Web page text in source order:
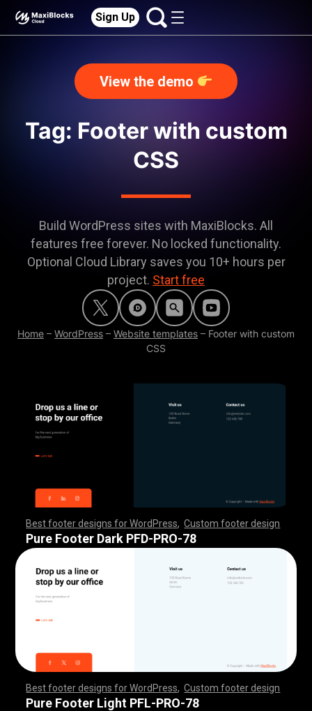
Sign Up
View the demo
Tag: Footer with custom
CSS
Build WordPress sites with MaxiBlocks. All
features free forever. No locked functionality.
Optional Cloud Library saves you 10+ hours per
project. Start free
Home – WordPress – Website templates – Footer with custom
CSS
Best footer designs for WordPress ,Custom footer design
,,,,,,,,,,,,,,,,,,,,,,,,,,,,,,,,,,,,, ,,,,,,,,,,,,,,,,,,,,,,,,
,,,,,,,,,,,,,,,,,,,,,,,,,,,,,,,,,,,,, ,,,,,,,,,,,,,,,,,,,,,,,,
,,,,,,,,
Pure Footer Dark PFD-PRO-78
Best footer designs for WordPress ,Custom footer design
,,,,,,,,,,,,,,,,,,,,,,,,,,,,,,,,,,,,, ,,,,,,,,,,,,,,,,,,,,,,,,
,,,,,,,,,,,,,,,,,,,,,,,,,,,,,,,,,,,,, ,,,,,,,,,,,,,,,,,,,,,,,,
,,,,,,,,
Pure Footer Light PFL-PRO-78